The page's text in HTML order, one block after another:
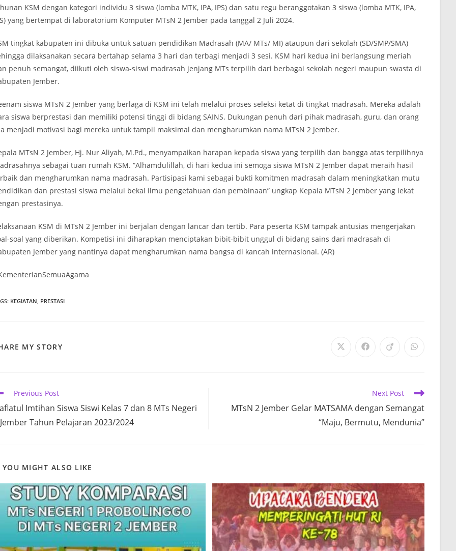
KSM dengan kategori individu 3 siswa (lomba MTK, IPA, IPS) dan satu regu beranggotakan 3 siswa (lomba MTK, IPA,
yang bertempat di laboratorium Komputer MTsN 2 Jember pada tanggal 2 Juli 2024.
tingkat kabupaten ini dibuka untuk satuan pendidikan Madrasah (MA/ MTs/ MI) ataupun dari sekolah (SD/SMP/SMA)
dilaksanakan secara bertahap selama 3 hari dan terbagi menjadi 3 sesi. KSM hari kedua ini berlangsung meriah
penuh semangat, diikuti oleh siswa-siswi madrasah jenjang MTs terpilih dari berbagai sekolah negeri maupun swasta di
Jember.
siswa MTsN 2 Jember yang berlaga di KSM ini telah melalui proses seleksi ketat di tingkat madrasah. Mereka adalah
siswa berprestasi dan memiliki potensi tinggi di bidang SAINS. Dukungan penuh dari pihak madrasah, guru, dan orang
menjadi motivasi bagi mereka untuk tampil maksimal dan mengharumkan nama MTsN 2 Jember.
MTsN 2 Jember, Hj. Nur Aliyah, M.Pd., menyampaikan harapan kepada siswa yang terpilih dan bangga atas terpilihnya
sebagai tuan rumah KSM. “Alhamdulillah, di hari kedua ini semoga siswa MTsN 2 Jember dapat meraih hasil
dan mengharumkan nama madrasah. Partisipasi kami sebagai bukti komitmen madrasah dalam meningkatkan mutu
dan prestasi siswa melalui bekal ilmu pengetahuan dan pembinaan” ungkap Kepala MTsN 2 Jember yang lekat
prestasinya.
KSM di MTsN 2 Jember ini berjalan dengan lancar dan tertib. Para peserta KSM tampak antusias mengerjakan
soal yang diberikan. Kompetisi ini diharapkan menciptakan bibit-bibit unggul di bidang sains dari madrasah di
Jember yang nantinya dapat mengharumkan nama bangsa di kancah internasional. (AR)
: KEGIATAN PRESTASI
MY STORYSHARE Opens Opens Opens Opens
Previous Post
Imtihan Siswa Siswi Kelas 7 dan 8 MTs Negeri
Tahun Pelajaran 2023/2024
Next Post
MTsN 2 Jember Gelar MATSAMA dengan Semangat
“Maju, Bermutu, Mendunia”
YOU MIGHT ALSO LIKE